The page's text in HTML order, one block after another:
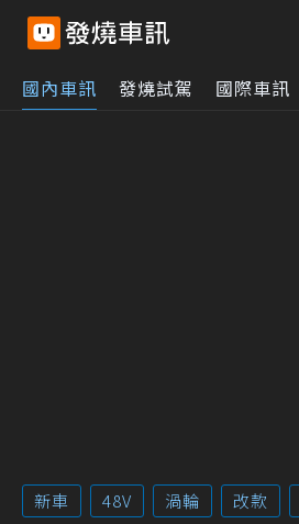
國內車訊 發燒試駕 國際車訊
新車 48V 渦輪 改款